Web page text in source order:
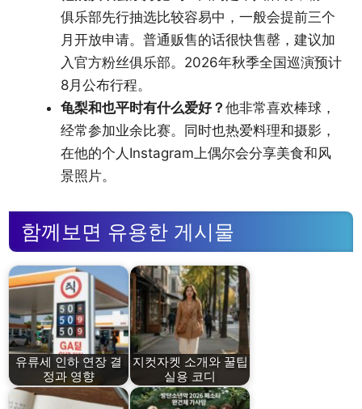
俱乐部先行抽选比较容易中，一般会提前三个
月开放申请。普通贩售的话很快售罄，建议加
入官方粉丝俱乐部。2026年秋季全国巡演预计
8月公布行程。
龟梨和也平时有什么爱好？ 他非常喜欢棒球，
经常参加业余比赛。同时也热爱料理和摄影，
在他的个人Instagram上偶尔会分享美食和风
景照片。
함께보면 유용한 게시물
유류세 인하 연장 결
정과 영향
지컷자켓 소개와 꿀팁
실용 코디